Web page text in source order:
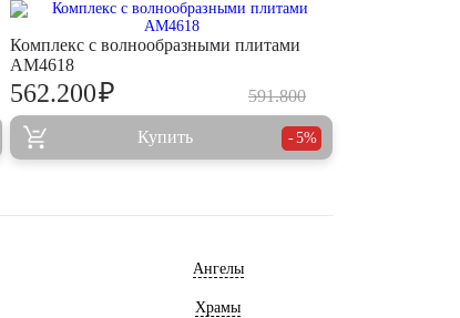
Комплекс с волнообразными плитами
AM4618
591.800
562.200₽
Купить 5%
Ангелы
Храмы